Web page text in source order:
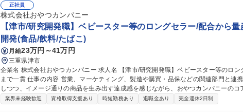
マの設定･推進 ■協力工場を含む生産拠点の現場力向上,ガバナンス強化,改善指導 募集職種 ■【生産技術(冷凍惣菜
領域)】新規技術導入やグローバルスコープでの業務可能
正社員
株式会社おやつカンパニー
【津市/研究開発職】ベビースター等のロングセラー/配合から
開発(食品/飲料/たばこ)
月給23万円～41万円
三重県津市
企業名 株式会社おやつカンパニー 求人名 【津市/研究開発職】ベビースター等のロングセラー/配合から量産設計
まで一貫 仕事の内容 営業、マーケティング、製造や購買・品保などの関連部門と連携し、チームメンバーと協力
しつつ、イメージ通りの商品を生み出す達成感を感じながら、おやつカンパニーのコ
任せします。 【具体的な業務内容】■新商品・既存商品の配合設計、マテリアル開発■原材料の選定・評価および
業界未経験歓迎 資格取得支援あり 時短勤務あり 退職金あり 完全週休2日制